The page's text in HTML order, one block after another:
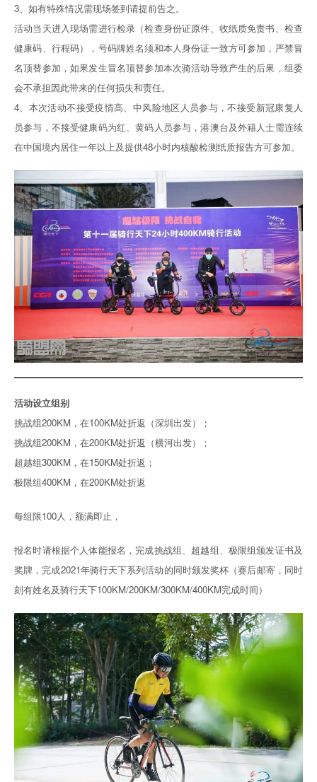
3、如有特殊情况需现场签到请提前告之。
活动当天进入现场需进行检录（检查身份证原件、收纸质免责书、检查
健康码、行程码），号码牌姓名须和本人身份证一致方可参加，严禁冒
名顶替参加，如果发生冒名顶替参加本次骑活动导致产生的后果，组委
会不承担因此带来的任何损失和责任。
4、本次活动不接受疫情高、中风险地区人员参与，不接受新冠康复人
员参与，不接受健康码为红、黄码人员参与，港澳台及外籍人士需连续
在中国境内居住一年以上及提供48小时内核酸检测纸质报告方可参加。
活动设立组别
挑战组200KM，在100KM处折返（深圳出发）；
挑战组200KM，在200KM处折返（横河出发）；
超越组300KM，在150KM处折返；
极限组400KM，在200KM处折返
每组限100人，额满即止，
报名时请根据个人体能报名，完成挑战组、超越组、极限组颁发证书及
奖牌，完成2021年骑行天下系列活动的同时颁发奖杯（赛后邮寄，同时
刻有姓名及骑行天下100KM/200KM/300KM/400KM完成时间）